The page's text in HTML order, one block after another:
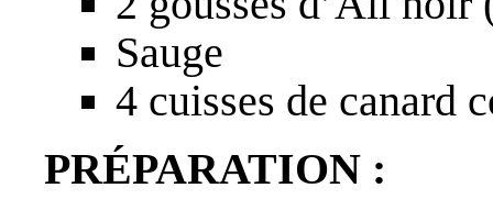
Sauge
4 cuisses de canard
PRÉPARATION :